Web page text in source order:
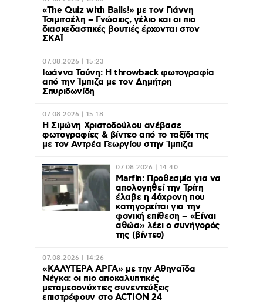
«The Quiz with Balls!» με τον Γιάννη
Τσιμιτσέλη – Γνώσεις, γέλιο και οι πιο
διασκεδαστικές βουτιές έρχονται στον
ΣΚΑΪ
07.08.2026 | 15:23
Ιωάννα Τούνη: Η throwback φωτογραφία
από την Ίμπιζα με τον Δημήτρη
Σπυριδωνίδη
07.08.2026 | 15:18
Η Σιμώνη Χριστοδούλου ανέβασε
φωτογραφίες & βίντεο από το ταξίδι της
με τον Αντρέα Γεωργίου στην Ίμπιζα
07.08.2026 | 14:40
Marfin: Προθεσμία για να
απολογηθεί την Τρίτη
έλαβε η 46χρονη που
κατηγορείται για την
φονική επίθεση – «Είναι
αθώα» λέει ο συνήγορός
της (βίντεο)
07.08.2026 | 14:26
«ΚΑΛΥΤΕΡΑ ΑΡΓΑ» με την Αθηναΐδα
Νέγκα: οι πιο αποκαλυπτικές
μεταμεσονύχτιες συνεντεύξεις
επιστρέφουν στο ACTION 24